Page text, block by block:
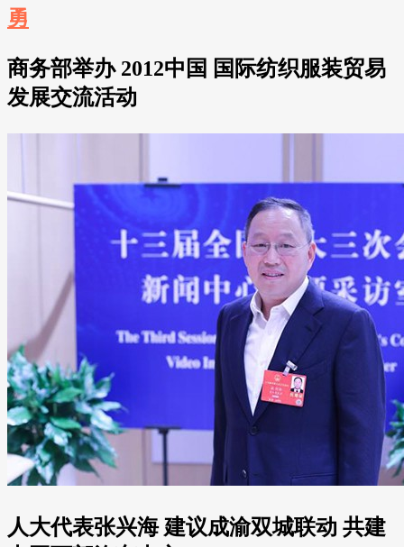
商务部举办 2012中国 国际纺织服装贸易
发展交流活动
人大代表张兴海 建议成渝双城联动 共建